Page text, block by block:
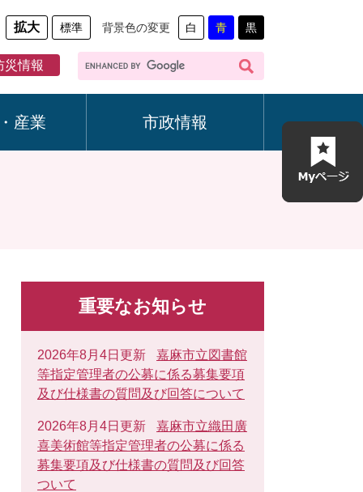
拡大 標準 背景色の変更 白 青 黒
災情報
G
o
産業 市政情報
重要なお知らせ
2026年8月4日更新
嘉麻市立図書館
等指定管理者の公募に係る募集要項
及び仕様書の質問及び回答について
2026年8月4日更新
嘉麻市立織田廣
喜美術館等指定管理者の公募に係る
募集要項及び仕様書の質問及び回答
ついて